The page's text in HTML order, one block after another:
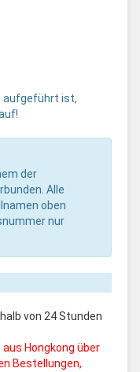
aufgeführt ist,
der
Alle
oben
nur
von 24 Stunden
Hongkong über
Bestellungen,